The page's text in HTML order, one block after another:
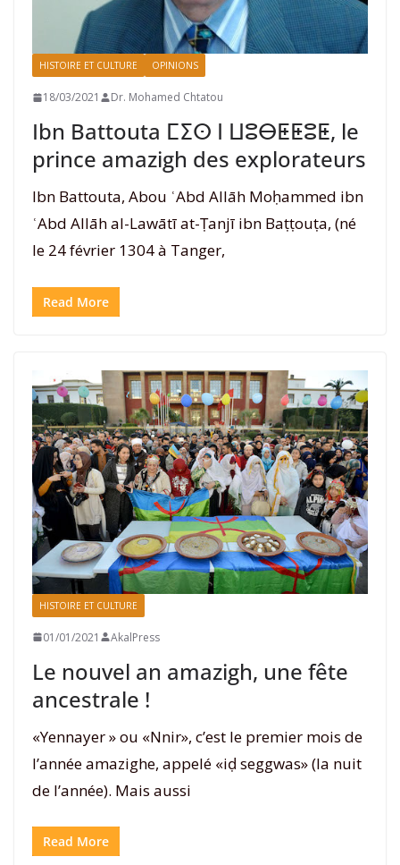
HISTOIRE ET CULTURE OPINIONS
18/03/2021 Dr. Mohamed Chtatou
Ibn Battouta ⵎⵉⵙ ⵏ ⵡⵓⴱⵟⵟⵓⵟ, le
prince amazigh des explorateurs
Ibn Battouta, Abou ʿAbd Allāh Moḥammed ibn
ʿAbd Allāh al-Lawātī at-Ṭanjī ibn Baṭṭouṭa, (né
le 24 février 1304 à Tanger,
Read More
HISTOIRE ET CULTURE
01/01/2021 AkalPress
Le nouvel an amazigh, une fête
ancestrale !
«Yennayer » ou «Nnir», c’est le premier mois de
l’année amazighe, appelé «iḍ seggwas» (la nuit
de l’année). Mais aussi
Read More